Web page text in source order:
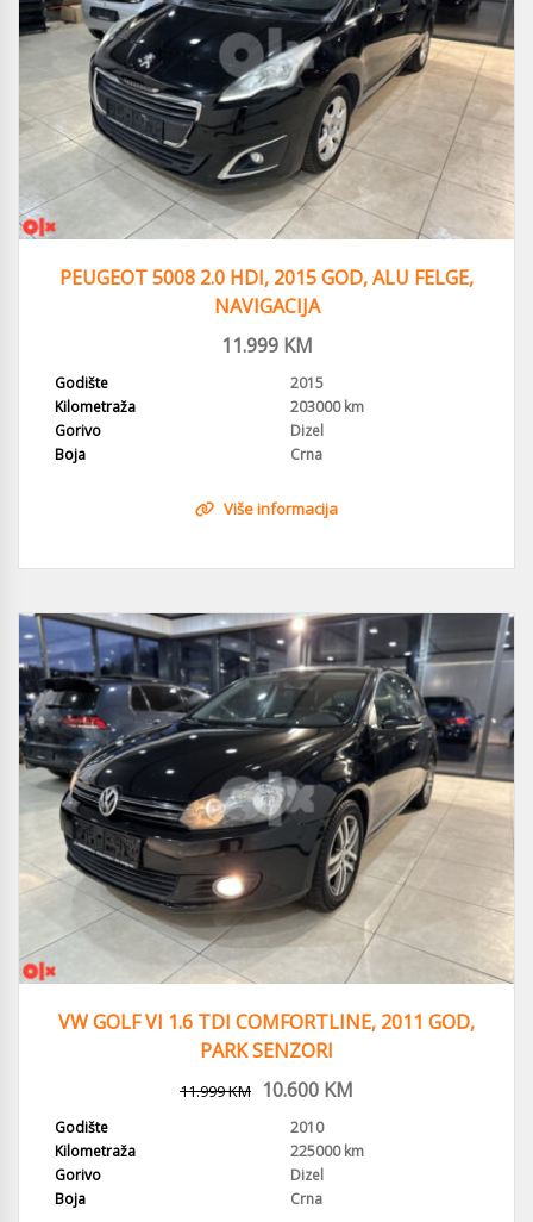
PEUGEOT 5008 2.0 HDI, 2015 GOD, ALU FELGE,
NAVIGACIJA
11.999KM
Godište
2015
Kilometraža
203000 km
Gorivo
Dizel
Boja
Crna
Više informacija
VW GOLF VI 1.6 TDI COMFORTLINE, 2011 GOD,
PARK SENZORI
11.999KM 10.600 KM
Godište
2010
Kilometraža
225000 km
Gorivo
Dizel
Boja
Crna